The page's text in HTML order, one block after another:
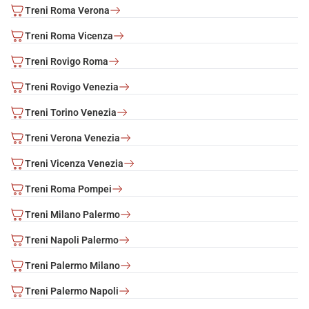
marchi di fabbrica della pasticceria torinese. Accompagna il
tutto con un Barolo, un moscato oppure un vermouth.
Prendi al volo l'occasione di rilassarti in piazza Castello e
sorseggiare un bicerín, la famosa bevanda tradizionale
piemontese a base di caffé, cioccolato e crema di latte: acquista
ora il tuo biglietto Italo perTorino!
Treni Roma Verona
Treni Roma Vicenza
Treni Rovigo Roma
Treni Rovigo Venezia
Treni Torino Venezia
Treni Verona Venezia
Treni Vicenza Venezia
Treni Roma Pompei
Treni Milano Palermo
Treni Napoli Palermo
Treni Palermo Milano
Treni Palermo Napoli